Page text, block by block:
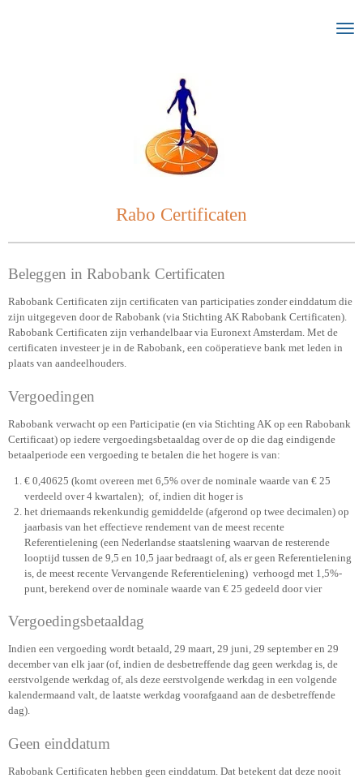
Rabo Certificaten
Beleggen in Rabobank Certificaten
Rabobank Certificaten zijn certificaten van participaties zonder einddatum die
zijn uitgegeven door de Rabobank (via Stichting AK Rabobank Certificaten).
Rabobank Certificaten zijn verhandelbaar via Euronext Amsterdam. Met de
certificaten investeer je in de Rabobank, een coöperatieve bank met leden in
plaats van aandeelhouders.
Vergoedingen
Rabobank verwacht op een Participatie (en via Stichting AK op een Rabobank
Certificaat) op iedere vergoedingsbetaaldag over de op die dag eindigende
betaalperiode een vergoeding te betalen die het hogere is van:
€ 0,40625 (komt overeen met 6,5% over de nominale waarde van € 25
verdeeld over 4 kwartalen); of, indien dit hoger is
het driemaands rekenkundig gemiddelde (afgerond op twee decimalen) op
jaarbasis van het effectieve rendement van de meest recente
Referentielening (een Nederlandse staatslening waarvan de resterende
looptijd tussen de 9,5 en 10,5 jaar bedraagt of, als er geen Referentielening
is, de meest recente Vervangende Referentielening) verhoogd met 1,5%-
punt, berekend over de nominale waarde van € 25 gedeeld door vier
Vergoedingsbetaaldag
Indien een vergoeding wordt betaald, 29 maart, 29 juni, 29 september en 29
december van elk jaar (of, indien de desbetreffende dag geen werkdag is, de
eerstvolgende werkdag of, als deze eerstvolgende werkdag in een volgende
kalendermaand valt, de laatste werkdag voorafgaand aan de desbetreffende
dag).
Geen einddatum
Rabobank Certificaten hebben geen einddatum. Dat betekent dat deze nooit